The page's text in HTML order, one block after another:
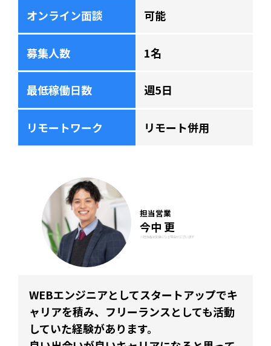
オンライン面談 可能
募集人数 1名
最低稼働日数 週5日
リモートワーク リモート併用
担当営業
今中 更
※担当者は変更になる場合がございます
WEBエンジニアとしてスタートアップでキ
ャリアを積み、フリーランスとしても活動
していた経験があります。